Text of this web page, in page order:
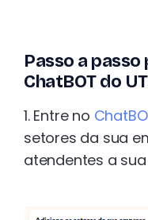
Passo a
ChatBOT do
1. Entre no
setores da sua
atendentes a